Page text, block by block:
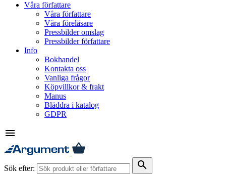
Våra författare
Våra författare
Våra föreläsare
Pressbilder omslag
Pressbilder författare
Info
Bokhandel
Kontakta oss
Vanliga frågor
Köpvillkor & frakt
Manus
Bläddra i katalog
GDPR
menu
Sök efter: search